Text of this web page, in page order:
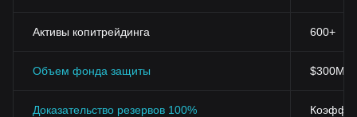
Активы копитрейдинга 600+
Объем фонда защиты $300M+
Доказательство резервов 100%